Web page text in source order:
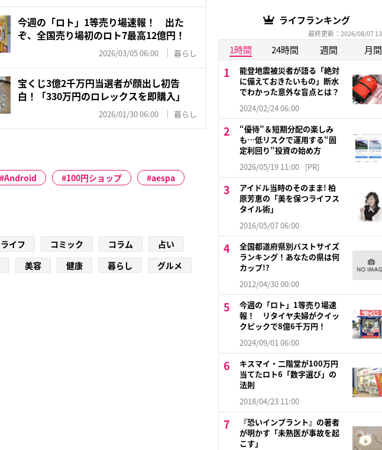
今週の「ロト」1等売り場速報！ 出た
ぞ、全国売り場初のロト7最高12億円！
2026/03/05 06:00 暮らし
宝くじ3億2千万円当選者が顔出し初告
白！「330万円のロレックスを即購入」
2026/01/30 06:00 暮らし
Android 100円ショップ
aespa
ライフ コミック コラム
占い
美容 健康 暮らし グルメ
ライフランキング
最終更新：2026/08/07
1時間 24時間 週間 月間
能登地震被災者が語る「絶対
に備えておきたいもの」断水
でわかった意外な盲点とは？
2024/02/24 06:00
“優待”＆短期分配の楽しみ
も…低リスクで運用する“固
定利回り”投資の始め方
2026/05/19 11:00 [PR]
アイドル当時のそのまま! 柏
原芳恵の「美を保つライフス
タイル術」
2016/05/07 06:00
全国都道府県別バストサイズ
ランキング！あなたの県は何
カップ!?
2012/04/30 00:00
今週の「ロト」1等売り場速
報！ リタイヤ夫婦がクイッ
クピックで8億6千万円！
2024/09/01 06:00
キスマイ・二階堂が100万円
当てたロト6「数字選び」の
法則
2018/04/23 11:00
『恐いインプラント』の著者
が明かす「未熟医が事故を起
こす」